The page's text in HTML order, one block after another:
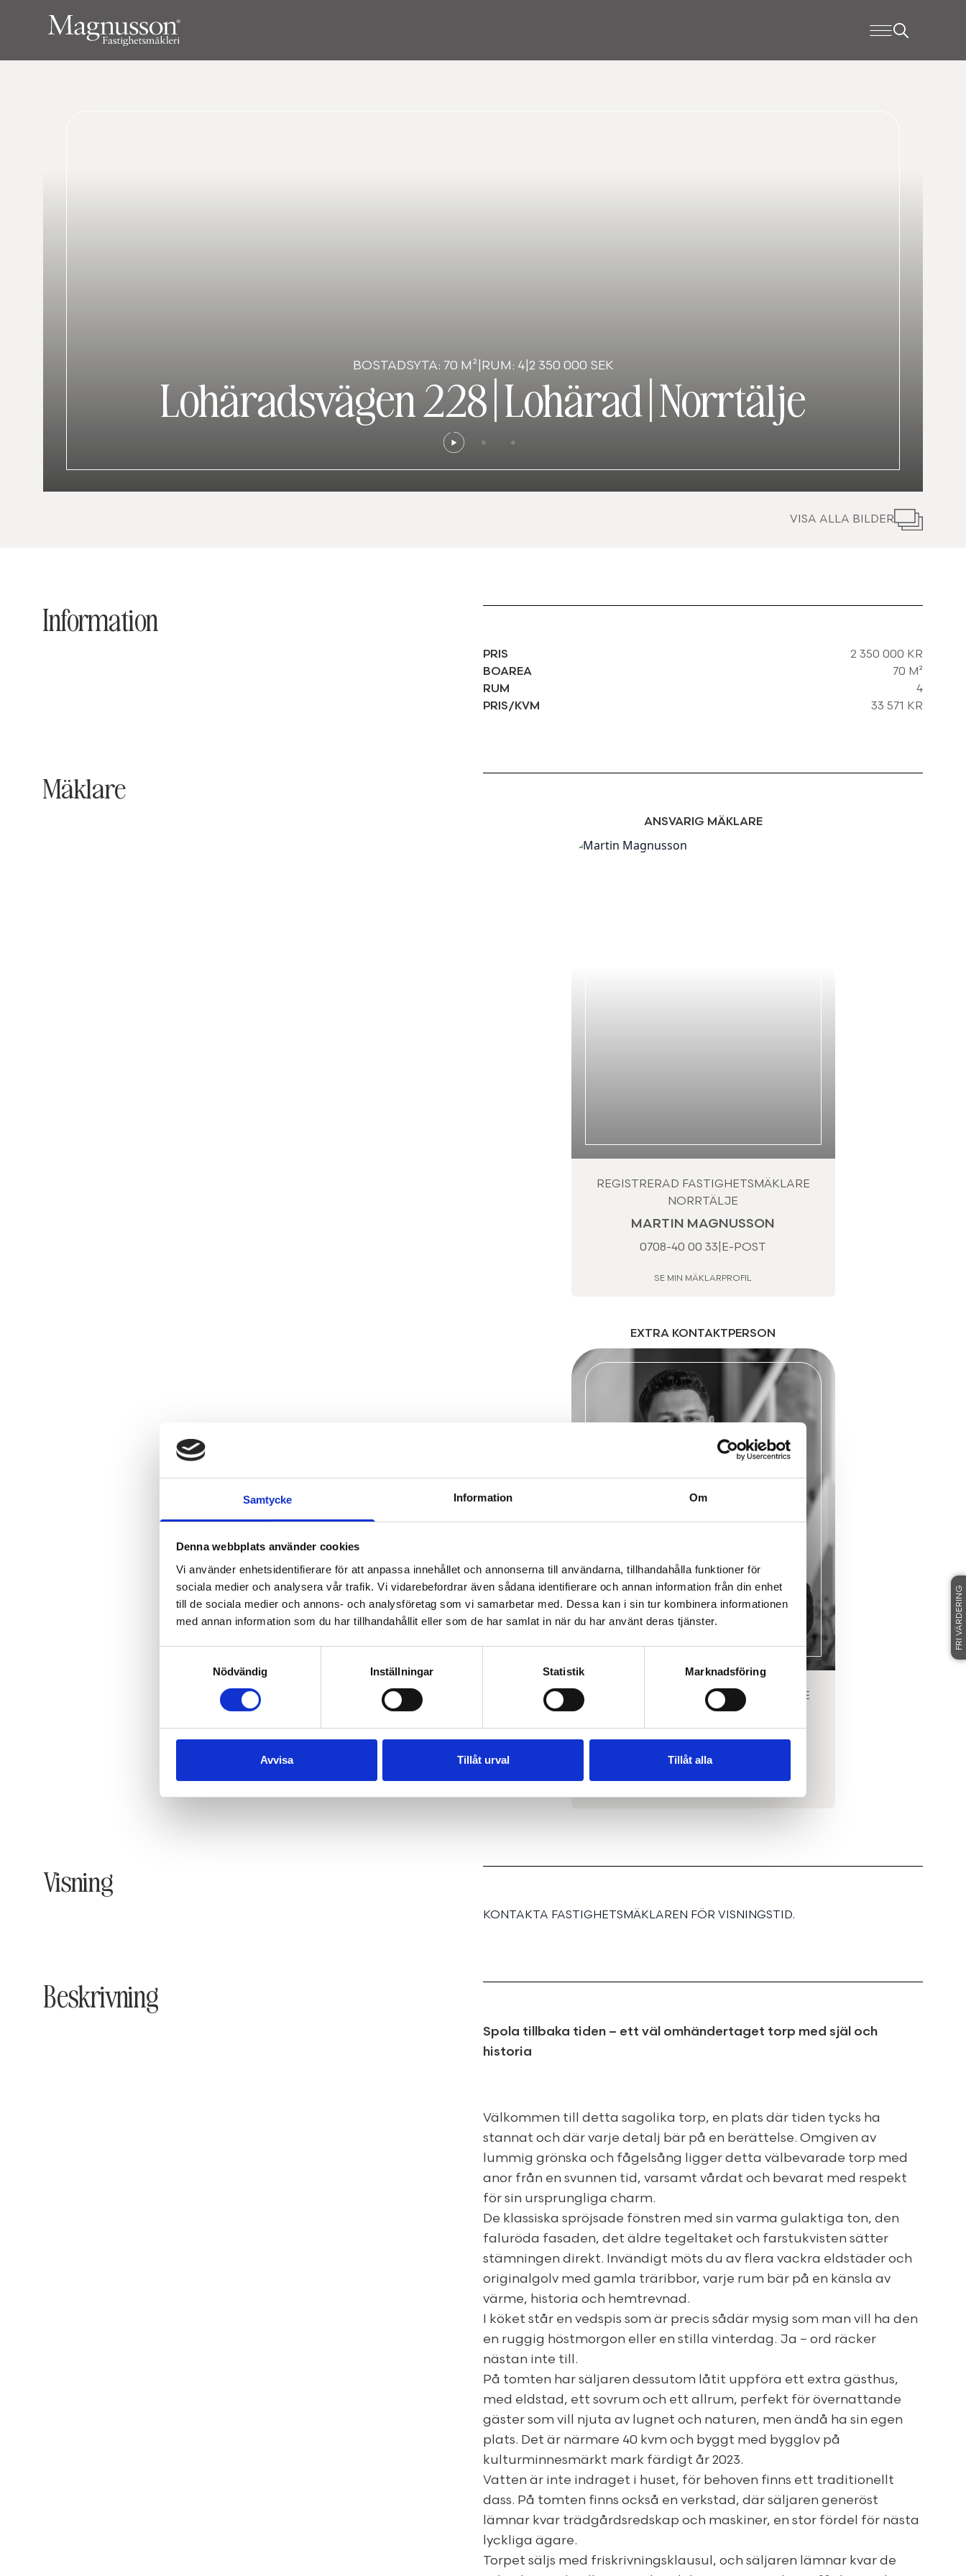
Samtycke Information Om
Denna webbplats använder cookies
Vi använder enhetsidentifierare för att anpassa innehållet och annonserna till användarna, tillhandahålla funktioner för
sociala medier och analysera vår trafik. Vi vidarebefordrar även sådana identifierare och annan information från din enhet
till de sociala medier och annons- och analysföretag som vi samarbetar med. Dessa kan i sin tur kombinera informationen
med annan information som du har tillhandahållit eller som de har samlat in när du har använt deras tjänster.
Nödvändig
Inställningar Statistik Marknadsföring
Avvisa Tillåt urval Tillåt alla
BOSTADSYTA: 70 M² RUM: 4| 2 350 000 SEK
Lohäradsvägen 228|Lohärad|Norrtälje
VISA ALLA BILDER
Information
PRIS
2 350 000 KR
BOAREA
70 M²
RUM
4
PRIS/KVM
33 571 KR
Mäklare
ANSVARIG MÄKLARE
REGISTRERAD FASTIGHETSMÄKLARE
NORRTÄLJE
MARTIN MAGNUSSON
0708-40 00 33 E-POST
SE MIN MÄKLARPROFIL
EXTRA KONTAKTPERSON
REGISTRERAD FASTIGHETSMÄKLARE
NORRTÄLJE
0708-40 00 29
Visning
KONTAKTA FASTIGHETSMÄKLAREN FÖR VISNINGSTID.
Beskrivning
Spola tillbaka tiden – ett väl omhändertaget torp med själ och
historia
Välkommen till detta sagolika torp, en plats där tiden tycks ha
stannat och där varje detalj bär på en berättelse. Omgiven av
lummig grönska och fågelsång ligger detta välbevarade torp med
anor från en svunnen tid, varsamt vårdat och bevarat med respekt
för sin ursprungliga charm.
De klassiska spröjsade fönstren med sin varma gulaktiga ton, den
faluröda fasaden, det äldre tegeltaket och farstukvisten sätter
stämningen direkt. Invändigt möts du av flera vackra eldstäder och
originalgolv med gamla träribbor, varje rum bär på en känsla av
värme, historia och hemtrevnad.
I köket står en vedspis som är precis sådär mysig som man vill ha den
en ruggig höstmorgon eller en stilla vinterdag. Ja – ord räcker
nästan inte till.
På tomten har säljaren dessutom låtit uppföra ett extra gästhus,
med eldstad, ett sovrum och ett allrum, perfekt för övernattande
gäster som vill njuta av lugnet och naturen, men ändå ha sin egen
plats. Det är närmare 40 kvm och byggt med bygglov på
kulturminnesmärkt mark färdigt år 2023.
Vatten är inte indraget i huset, för behoven finns ett traditionellt
dass. På tomten finns också en verkstad, där säljaren generöst
lämnar kvar trädgårdsredskap och maskiner, en stor fördel för nästa
lyckliga ägare.
Torpet säljs med friskrivningsklausul, och säljaren lämnar kvar de
FRI VÄRDERING